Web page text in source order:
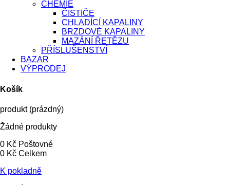
CHEMIE
ČISTIČE
CHLADÍCÍ KAPALINY
BRZDOVÉ KAPALINY
MAZÁNÍ ŘETĚZU
PŘÍSLUŠENSTVÍ
BAZAR
VÝPRODEJ
Košík
produkt (prázdný)
Žádné produkty
0 Kč Poštovné
0 Kč Celkem
K pokladně